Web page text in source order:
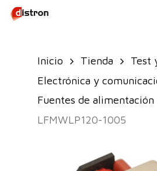
Skip
Inicio Tienda
Test
Electrónica y
Fuentes de alimentación
LFMWLP120-1005